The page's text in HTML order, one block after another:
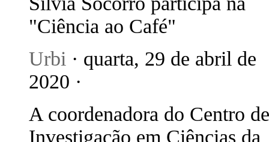
"Ciência ao Café"
Urbi · quarta, 29 de abril de
2020 ·
A coordenadora do Centro de
Investigação em Ciências da